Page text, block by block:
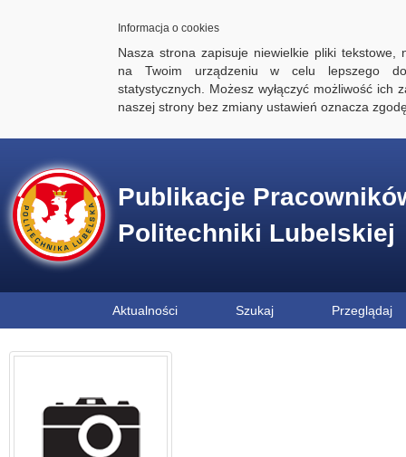
Informacja o cookies
Nasza strona zapisuje niewielkie pliki tekstowe,
na Twoim urządzeniu w celu lepszego
statystycznych. Możesz wyłączyć możliwość ich
naszej strony bez zmiany ustawień oznacza
Publikacje
Politechniki Lubelskiej
Aktualności Szukaj Przeglądaj